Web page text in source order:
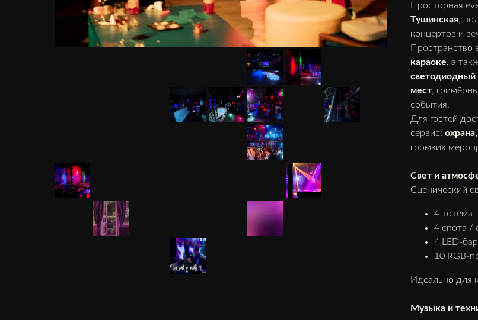
Просторная
Тушинская,
концертов и
Пространство
караоке, а
светодиодный
мест,
события.
Для гостей
сервис:
громких
Свет и
Сценический
4 тотема
4 спота /
4 LED-
10 RGB-
Идеально для
Музыка и